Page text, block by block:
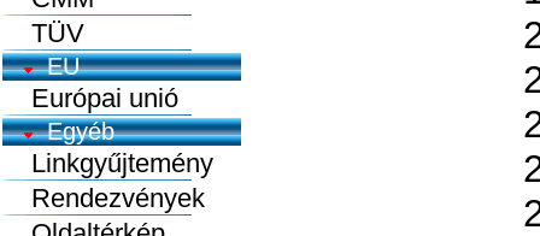
TÜV
EU
Európai unió
Egyéb
Linkgyűjtemény
Rendezvények